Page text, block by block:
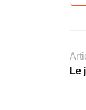
Le